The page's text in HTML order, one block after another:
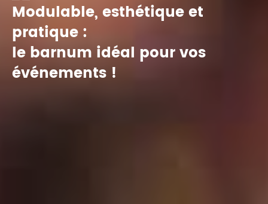
Modulable, esthétique et
pratique :
le barnum idéal pour vos
événements !